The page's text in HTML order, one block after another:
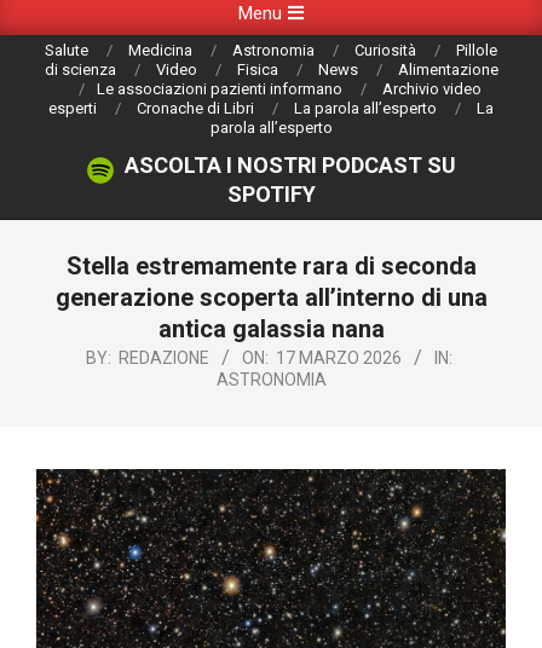
Navigation
Menu
Salute Medicina Astronomia Curiosità
Pillole
di scienza
Video Fisica News
Alimentazione
Le associazioni pazienti informano
Archivio video
esperti
Cronache di Libri La parola all’esperto
La
parola all’esperto
ASCOLTA I NOSTRI PODCAST SU
SPOTIFY
Stella estremamente rara di seconda
generazione scoperta all’interno di una
antica galassia nana
BY: REDAZIONE ON: 17 MARZO 2026
IN:
ASTRONOMIA